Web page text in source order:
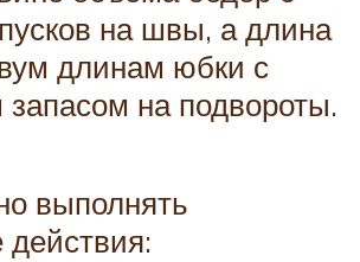
на швы, а длина
длинам юбки с
на подвороты.
выполнять